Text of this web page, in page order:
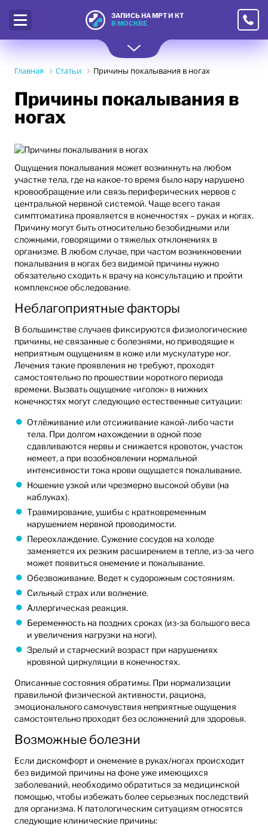
ЗАПИСЬ НА МРТ И КТ
В МОСКВЕ
Главная Статьи Причины покалывания в ногах
Причины покалывания в
ногах
Ощущения покалывания может возникнуть на любом
участке тела, где на какое-то время было нару нарушено
кровообращение или связь периферических нервов с
центральной нервной системой. Чаще всего такая
симптоматика проявляется в конечностях – руках и ногах.
Причину могут быть относительно безобидными или
сложными, говорящими о тяжелых отклонениях в
организме. В любом случае, при частом возникновении
покалывания в ногах без видимой причины нужно
обязательно сходить к врачу на консультацию и пройти
комплексное обследование.
Неблагоприятные факторы
В большинстве случаев фиксируются физиологические
причины, не связанные с болезнями, но приводящие к
неприятным ощущениям в коже или мускулатуре ног.
Лечения такие проявления не требуют, проходят
самостоятельно по прошествии короткого периода
времени. Вызвать ощущение «иголок» в нижних
конечностях могут следующие естественные ситуации:
Отлёживание или отсиживание какой-либо части
тела. При долгом нахождении в одной позе
сдавливаются нервы и снижается кровоток, участок
немеет, а при возобновлении нормальной
интенсивности тока крови ощущается покалывание.
Ношение узкой или чрезмерно высокой обуви (на
каблуках).
Травмирование, ушибы с кратковременным
нарушением нервной проводимости.
Переохлаждение. Сужение сосудов на холоде
заменяется их резким расширением в тепле, из-за чего
может появиться онемение и покалывание.
Обезвоживание. Ведет к судорожным состояниям.
Сильный страх или волнение.
Аллергическая реакция.
Беременность на поздних сроках (из-за большого веса
и увеличения нагрузки на ноги).
Зрелый и старческий возраст при нарушениях
кровяной циркуляции в конечностях.
Описанные состояния обратимы. При нормализации
правильной физической активности, рациона,
эмоционального самочувствия неприятные ощущения
самостоятельно проходят без осложнений для здоровья.
Возможные болезни
Если дискомфорт и онемение в руках/ногах происходит
без видимой причины на фоне уже имеющихся
заболеваний, необходимо обратиться за медицинской
помощью, чтобы избежать более серьезных последствий
для организма. К патологическим ситуациям относятся
следующие клинические причины: